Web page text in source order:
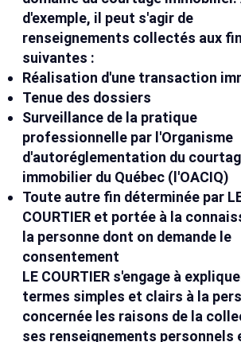
d'exemple, il peut s'agir de
renseignements collectés aux
suivantes :
Réalisation d'une transaction
Tenue des dossiers
Surveillance de la pratique
professionnelle par l'Organisme
d'autoréglementation du
immobilier du Québec (l'OACIQ)
Toute autre fin déterminée par
COURTIER et portée à la
la personne dont on demande le
consentement
LE COURTIER s'engage à
termes simples et clairs à la
concernée les raisons de la
ses renseignements personnels